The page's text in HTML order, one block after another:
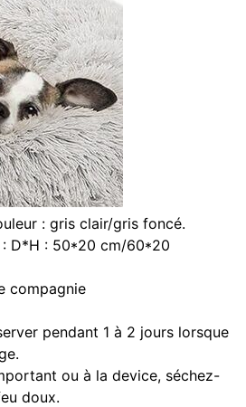
: gris clair/gris foncé.
: D*H : 50*20 cm/60*20
compagnie
pendant 1 à 2 jours lorsque
ou à la device, séchez-
doux.